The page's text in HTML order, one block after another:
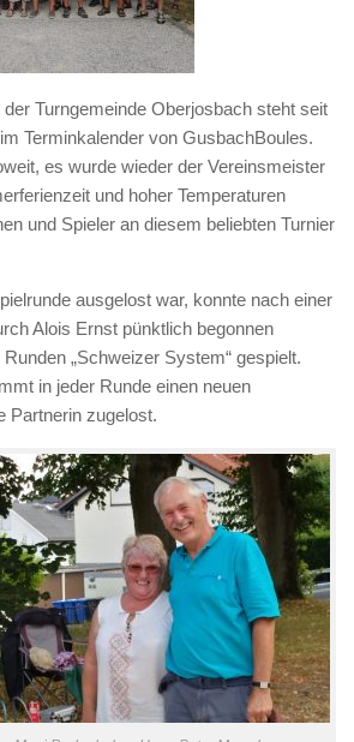
Turngemeinde Oberjosbach steht seit
Terminkalender von GusbachBoules.
es wurde wieder der Vereinsmeister
und hoher Temperaturen
und Spieler an diesem beliebten Turnier
ausgelost war, konnte nach einer
Alois Ernst pünktlich begonnen
„Schweizer System“ gespielt.
in jeder Runde einen neuen
Partnerin zugelost.